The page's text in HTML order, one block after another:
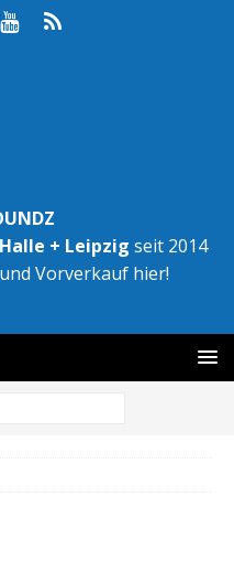
+ Leipzig seit 2014
Vorverkauf hier!